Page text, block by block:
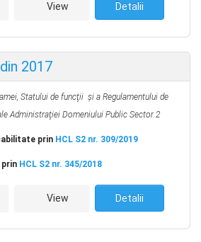
View Detalii
2017
Statului de funcţii şi a Regulamentului de
Administraţiei Domeniului Public Sector 2
prin HCL S2 nr. 309/2019
HCL S2 nr. 345/2018
View Detalii